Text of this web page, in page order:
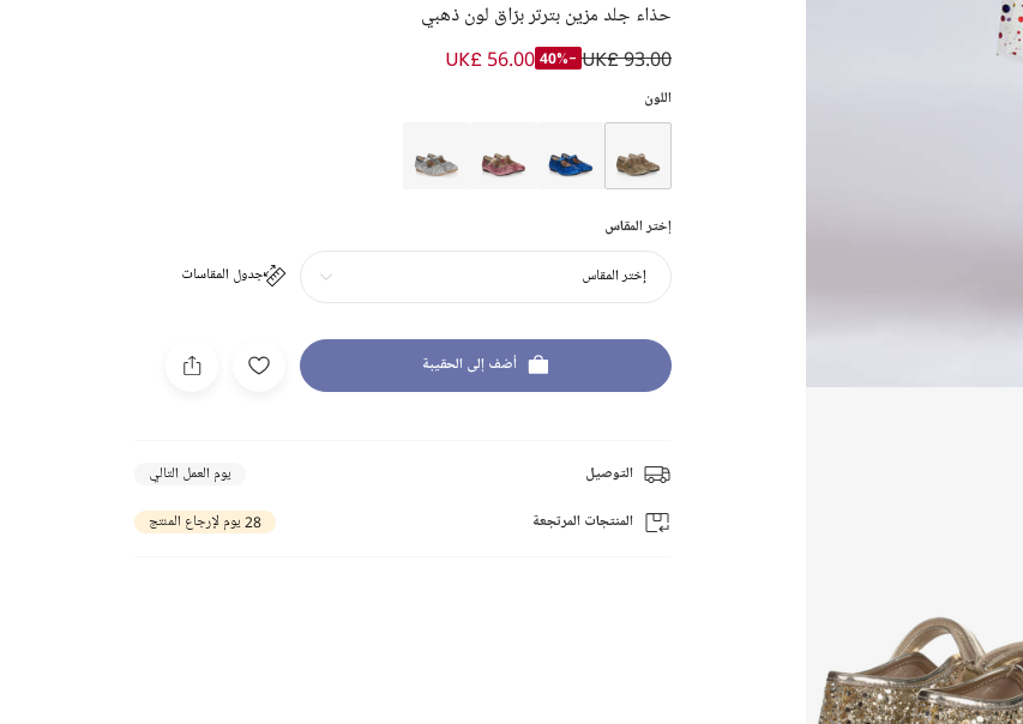
حذاء جلد مزين بترتر برّاق لون ذهبي
UK£ 93.00
-40%
UK£ 56.00
اللون
إختر المقاس
جدول المقاسات إختر المقاس
أضف إلى الحقيبة
التوصيل يوم العمل التالي
المنتجات المرتجعة 28 يوم لإرجاع المنتج